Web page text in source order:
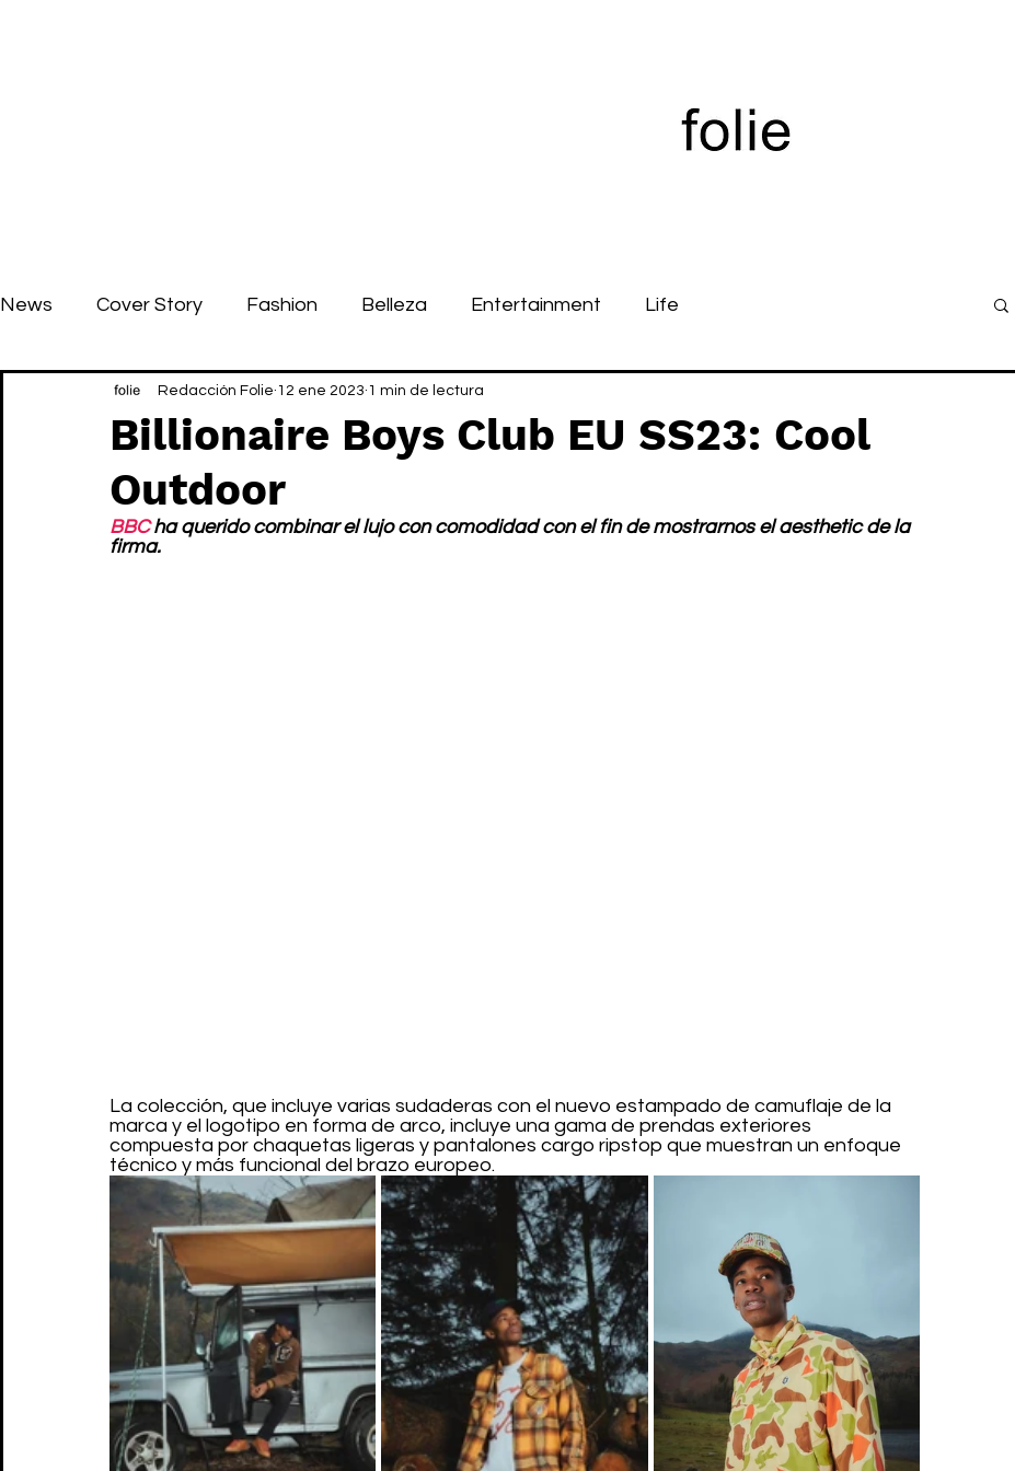
News Cover Story Fashion Belleza Entertainment Life
Billionaire Boys Club EU SS23: Cool
Outdoor
Redacción Folie 12 ene 2023 1 min de lectura
BBC ha querido combinar el lujo con comodidad con el fin de mostrarnos el aesthetic de la
firma.
La colección, que incluye varias sudaderas con el nuevo estampado de camuflaje de la
marca y el logotipo en forma de arco, incluye una gama de prendas exteriores
compuesta por chaquetas ligeras y pantalones cargo ripstop que muestran un enfoque
técnico y más funcional del brazo europeo.